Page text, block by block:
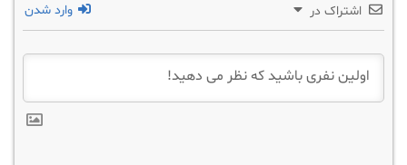
اشتراک در وارد شدن